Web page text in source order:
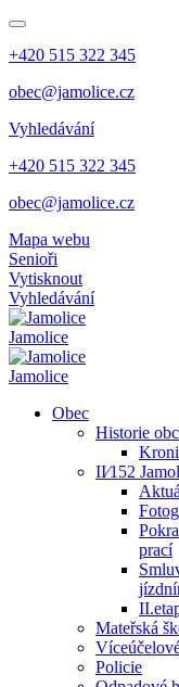
+420 515 322 345
obec@jamolice.cz
Vyhledávání
+420 515 322 345
obec@jamolice.cz
Mapa webu
Senioři
Vytisknout
Vyhledávání
Jamolice
Jamolice
Obec
Historie
II⁄152
prací
Mateřská
Policie